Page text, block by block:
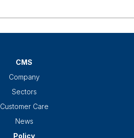
CMS
Company
Sectors
Customer Care
News
Policy